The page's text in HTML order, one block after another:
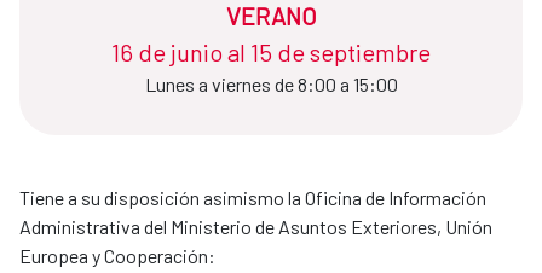
VERANO
16 de junio al 15 de septiembre​​​​​​​
Lunes a viernes de 8:00 a 15:00
Tiene a su disposición asimismo la Oficina de Información
Administrativa del Ministerio de Asuntos Exteriores, Unión
Europea y Cooperación: